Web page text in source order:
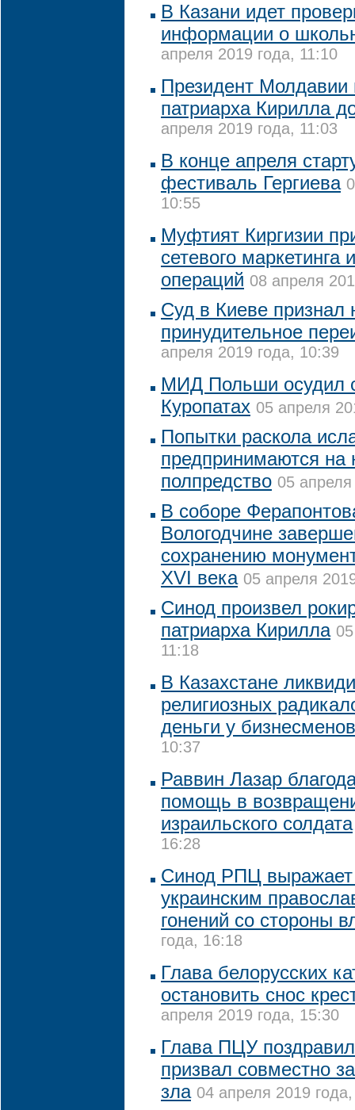
В Казани идет
информации о
апреля 2019 года, 11:10
Президент Молдавии
патриарха Кирилла
апреля 2019 года, 11:03
В конце апреля
фестиваль Гергиева
10:55
Муфтият Киргизии
сетевого маркетинга
операций 08 апреля
Суд в Киеве признал
принудительное
апреля 2019 года, 10:39
МИД Польши осудил
Куропатах 05 апреля
Попытки раскола
предпринимаются на
полпредство 05
В соборе
Вологодчине
сохранению
ХVI века 05 апреля
Синод произвел
патриарха Кирилла
11:18
В Казахстане
религиозных
деньги у бизнесменов
10:37
Раввин Лазар
помощь в
израильского солдата
16:28
Синод РПЦ выражает
украинским
гонений со стороны
года, 16:18
Глава белорусских
остановить снос
апреля 2019 года, 15:30
Глава ПЦУ
призвал совместно
зла 04 апреля 2019